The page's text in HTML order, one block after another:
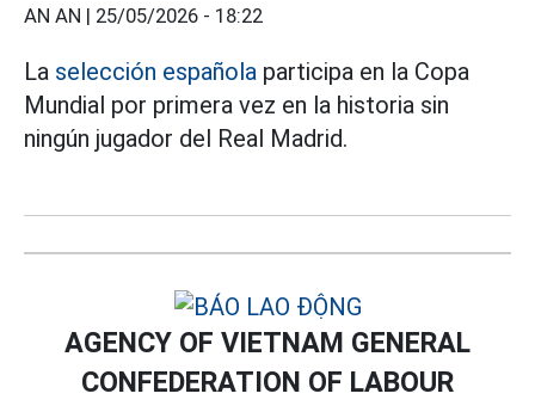
AN AN | 25/05/2026 - 18:22
La selección española participa en la Copa
Mundial por primera vez en la historia sin
ningún jugador del Real Madrid.
AGENCY OF VIETNAM GENERAL
CONFEDERATION OF LABOUR